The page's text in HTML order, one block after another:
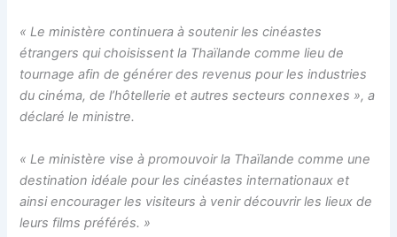
« Le ministère continuera à soutenir les cinéastes
étrangers qui choisissent la Thaïlande comme lieu de
tournage afin de générer des revenus pour les industries
du cinéma, de l’hôtellerie et autres secteurs connexes », a
déclaré le ministre.
« Le ministère vise à promouvoir la Thaïlande comme une
destination idéale pour les cinéastes internationaux et
ainsi encourager les visiteurs à venir découvrir les lieux de
leurs films préférés. »